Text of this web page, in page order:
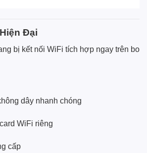
Đại
bị kết nối WiFi tích hợp ngay trên bo
dây nhanh chóng
WiFi riêng
cấp